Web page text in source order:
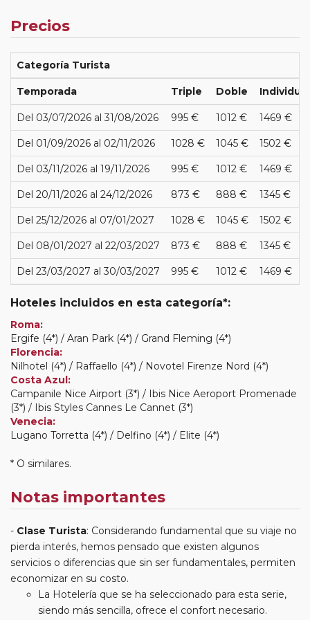
Precios
Categoría Turista
Temporada Triple Doble Individual
Del 03/07/2026 al 31/08/2026 995 € 1012 € 1469 €
Del 01/09/2026 al 02/11/2026 1028 € 1045 € 1502 €
Del 03/11/2026 al 19/11/2026 995 € 1012 € 1469 €
Del 20/11/2026 al 24/12/2026 873 € 888 € 1345 €
Del 25/12/2026 al 07/01/2027 1028 € 1045 € 1502 €
Del 08/01/2027 al 22/03/2027 873 € 888 € 1345 €
Del 23/03/2027 al 30/03/2027 995 € 1012 € 1469 €
Hoteles incluidos en esta categoría*:
Roma:
Ergife (4*) / Aran Park (4*) / Grand Fleming (4*)
Florencia:
Nilhotel (4*) / Raffaello (4*) / Novotel Firenze Nord (4*)
Costa Azul:
Campanile Nice Airport (3*) / Ibis Nice Aeroport Promenade
(3*) / Ibis Styles Cannes Le Cannet (3*)
Venecia:
Lugano Torretta (4*) / Delfino (4*) / Elite (4*)
* O similares.
Notas importantes
Clase Turista: Considerando fundamental que su viaje no
pierda interés, hemos pensado que existen algunos
servicios o diferencias que sin ser fundamentales, permiten
economizar en su costo.
La Hotelería que se ha seleccionado para esta serie,
siendo más sencilla, ofrece el confort necesario.